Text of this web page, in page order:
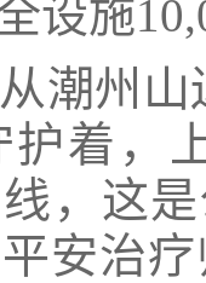
设施
潮州
护着，
， 这
安治